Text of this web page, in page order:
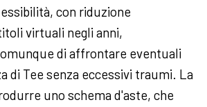
con riduzione
virtuali negli anni,
di affrontare eventuali
di Tee senza eccessivi traumi. La
uno schema d'aste, che